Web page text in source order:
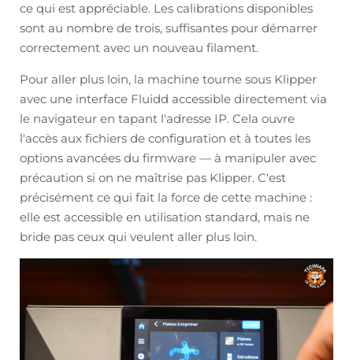
ce qui est appréciable. Les calibrations disponibles
sont au nombre de trois, suffisantes pour démarrer
correctement avec un nouveau filament.
Pour aller plus loin, la machine tourne sous Klipper
avec une interface Fluidd accessible directement via
le navigateur en tapant l'adresse IP. Cela ouvre
l'accès aux fichiers de configuration et à toutes les
options avancées du firmware — à manipuler avec
précaution si on ne maîtrise pas Klipper. C'est
précisément ce qui fait la force de cette machine :
elle est accessible en utilisation standard, mais ne
bride pas ceux qui veulent aller plus loin.